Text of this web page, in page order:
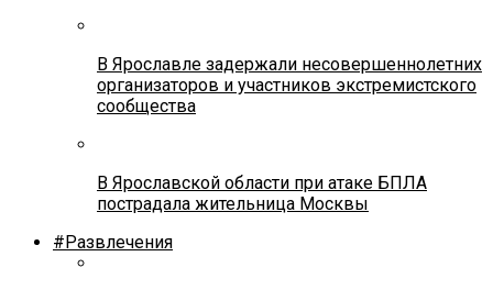
В Ярославле задержали несовершеннолетних
организаторов и участников экстремистского
сообщества
В Ярославской области при атаке БПЛА
пострадала жительница Москвы
#Развлечения